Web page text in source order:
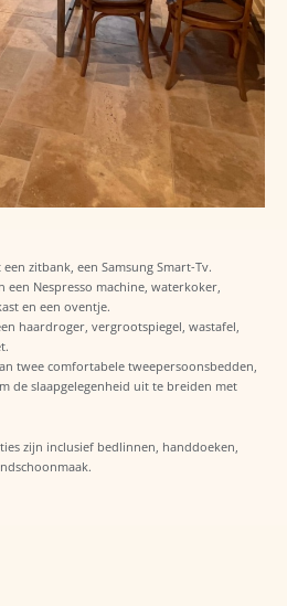
zitbank, een Samsung Smart-Tv.
een Nespresso machine, waterkoker,
en een oventje.
haardroger, vergrootspiegel, wastafel,
twee comfortabele tweepersoonsbedden,
de slaapgelegenheid uit te breiden met
zijn inclusief bedlinnen, handdoeken,